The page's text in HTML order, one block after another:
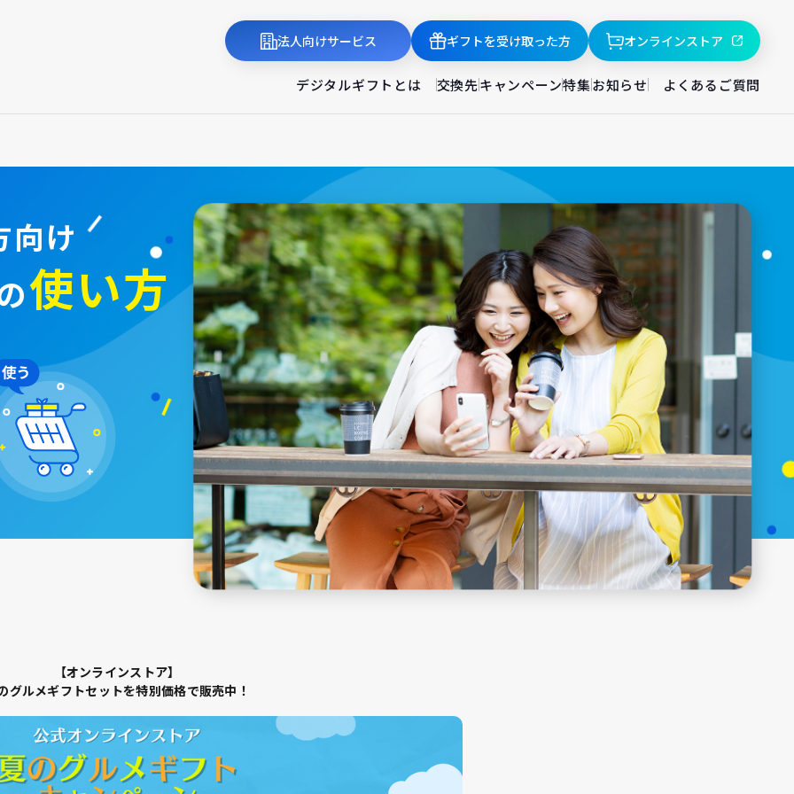
法人向けサービス ギフトを受け取った方 オンラインストア
デジタルギフトとは 交換先キャンペーン特集お知らせ よくあるご質問
向け
使い方
【オンラインストア】
グルメギフトセットを特別価格で販売中！